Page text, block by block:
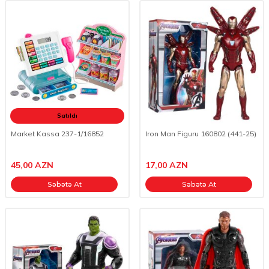
Satıldı
Market Kassa 237-1/16852
45,00 AZN
Səbətə At
Iron Man Figuru 160802 (441-25)
17,00 AZN
Səbətə At